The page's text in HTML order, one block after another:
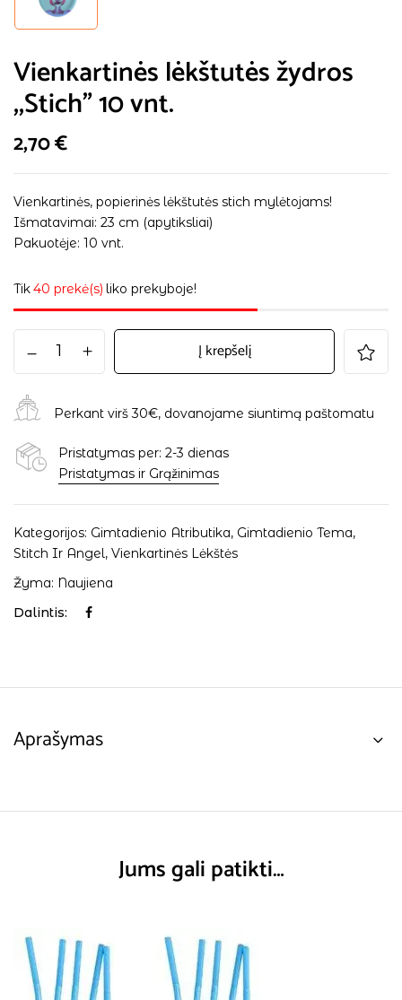
Vienkartinės lėkštutės žydros
,,Stich” 10 vnt.
2,70€
Vienkartinės, popierinės lėkštutės stich mylėtojams!
Išmatavimai: 23 cm (apytiksliai)
Pakuotėje: 10 vnt.
Tik40 prekė(s) liko prekyboje!
Į krepšelį
Perkant virš 30€, dovanojame siuntimą paštomatu
Pristatymas per: 2-3 dienas
Pristatymas ir Grąžinimas
Kategorijos: Gimtadienio Atributika, Gimtadienio Tema,
Stitch Ir Angel, Vienkartinės Lėkštės
Žyma: Naujiena
Dalintis:
Aprašymas
Jums gali patikti…